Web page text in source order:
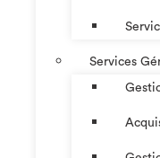
Services